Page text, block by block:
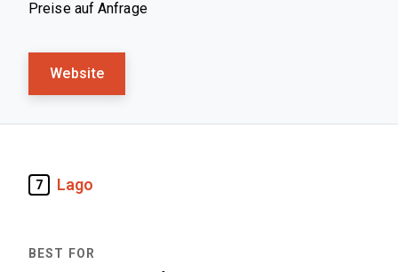
Preise auf Anfrage
Website
7 Lago